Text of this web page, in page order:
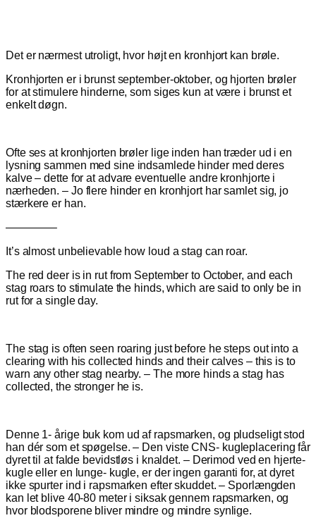
Det er nærmest utroligt, hvor højt en kronhjort kan brøle.
Kronhjorten er i brunst september-oktober, og hjorten brøler
for at stimulere hinderne, som siges kun at være i brunst et
enkelt døgn.
Ofte ses at kronhjorten brøler lige inden han træder ud i en
lysning sammen med sine indsamlede hinder med deres
kalve – dette for at advare eventuelle andre kronhjorte i
nærheden. – Jo flere hinder en kronhjort har samlet sig, jo
stærkere er han.
————–
It’s almost unbelievable how loud a stag can roar.
The red deer is in rut from September to October, and each
stag roars to stimulate the hinds, which are said to only be in
rut for a single day.
The stag is often seen roaring just before he steps out into a
clearing with his collected hinds and their calves – this is to
warn any other stag nearby. – The more hinds a stag has
collected, the stronger he is.
Denne 1- årige buk kom ud af rapsmarken, og pludseligt stod
han dér som et spøgelse. – Den viste CNS- kugleplacering får
dyret til at falde bevidstløs i knaldet. – Derimod ved en hjerte-
kugle eller en lunge- kugle, er der ingen garanti for, at dyret
ikke spurter ind i rapsmarken efter skuddet. – Sporlængden
kan let blive 40-80 meter i siksak gennem rapsmarken, og
hvor blodsporene bliver mindre og mindre synlige.